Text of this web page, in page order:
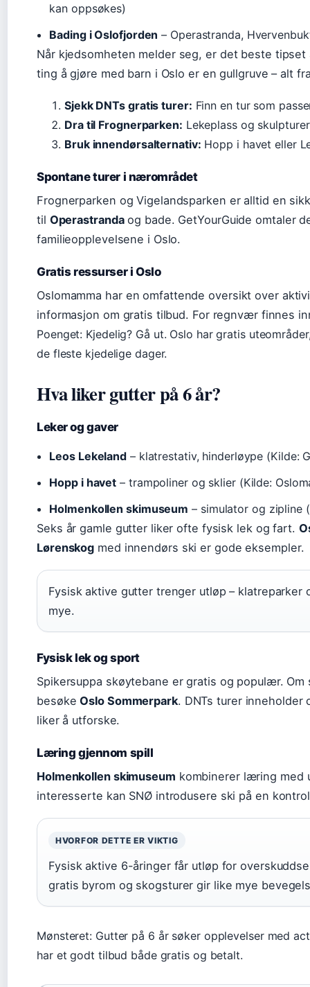
kan oppsøkes)
Bading i Oslofjorden – Operastranda,
Når kjedsomheten melder seg, er det beste
ting å gjøre med barn i Oslo er en gullgruve – alt
Sjekk DNTs gratis turer: Finn en tur som
Dra til Frognerparken: Lekeplass og
Bruk innendørsalternativ: Hopp i havet eller
Spontane turer i nærområdet
Frognerparken og Vigelandsparken er alltid en
til Operastrandaog bade. GetYourGuide omtaler
familieopplevelsene i Oslo.
Gratis ressurser i Oslo
Oslomamma har en omfattende oversikt over
informasjon om gratis tilbud. For regnvær finnes
Poenget: Kjedelig? Gå ut. Oslo har gratis
de fleste kjedelige dager.
Hva liker gutter på 6 år?
Leker og gaver
Leos Lekeland – klatrestativ, hinderløype (Kilde:
Hopp i havet – trampoliner og sklier (Kilde:
Holmenkollen skimuseum – simulator og zipline
Seks år gamle gutter liker ofte fysisk lek og fart.
Lørenskog med innendørs ski er gode eksempler.
Fysisk aktive gutter trenger utløp –
mye.
Fysisk lek og sport
Spikersuppa skøytebane er gratis og populær.
besøkeOslo Sommerpark. DNTs turer inneholder
liker å utforske.
Læring gjennom spill
Holmenkollen skimuseum kombinerer læring med
interesserte kan SNØ introdusere ski på en
HVORFOR DETTE ER VIKTIG
Fysisk aktive 6-åringer får utløp for
gratis byrom og skogsturer gir like mye
Mønsteret: Gutter på 6 år søker opplevelser med
har et godt tilbud både gratis og betalt.